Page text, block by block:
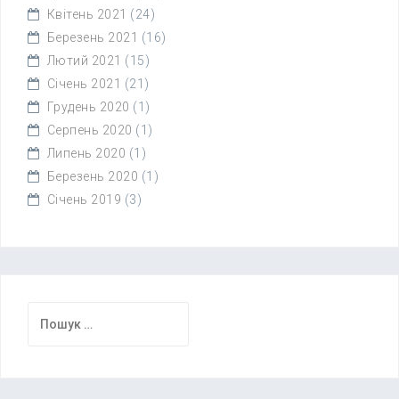
Квітень 2021 (24)
Березень 2021 (16)
Лютий 2021 (15)
Січень 2021 (21)
Грудень 2020 (1)
Серпень 2020 (1)
Липень 2020 (1)
Березень 2020 (1)
Січень 2019 (3)